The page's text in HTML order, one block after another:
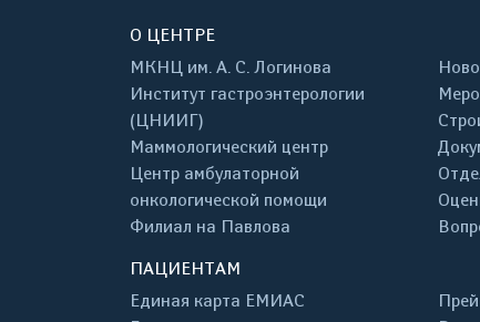
О ЦЕНТРЕ
МКНЦ им. А. С. Логинова
Институт гастроэнтерологии
(ЦНИИГ)
Маммологический центр
Центр амбулаторной
онкологической помощи
Филиал на Павлова
ПАЦИЕНТАМ
Единая карта ЕМИАС